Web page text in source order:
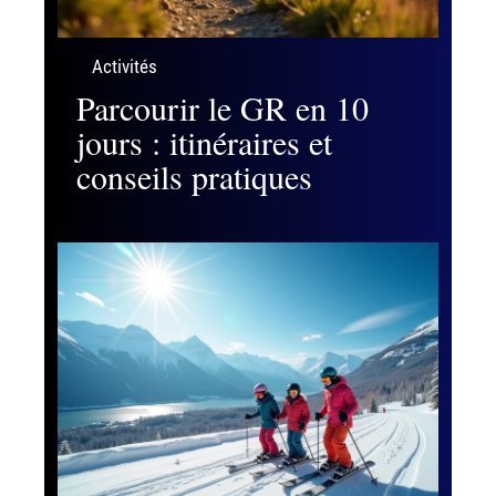
Activités
Parcourir le GR en 10
jours : itinéraires et
conseils pratiques